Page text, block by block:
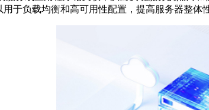
于负载均衡和高可用性配置，提高服务器整体